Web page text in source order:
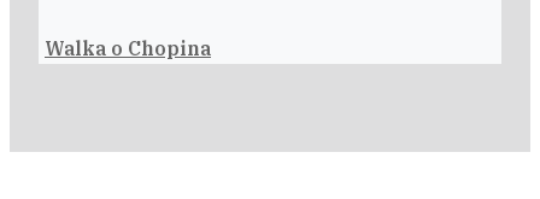
Walka o Chopina